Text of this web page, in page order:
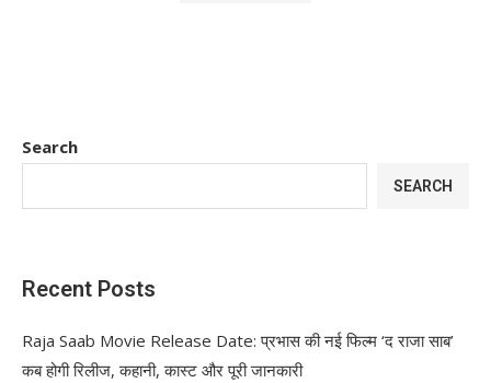
Search
SEARCH
Recent Posts
Raja Saab Movie Release Date: प्रभास की नई फिल्म ‘द राजा साब’
कब होगी रिलीज, कहानी, कास्ट और पूरी जानकारी